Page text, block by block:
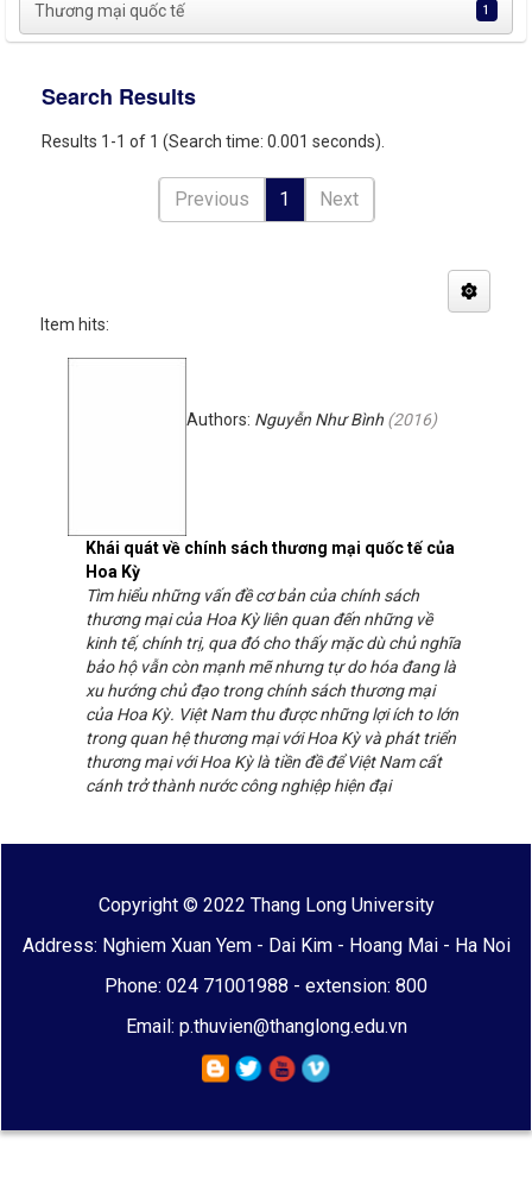
Thương mại quốc tế 1
Search Results
Results 1-1 of 1 (Search time: 0.001 seconds).
Previous 1 Next
Item hits:
Khái quát về chính sách thương mại quốc tế của
Hoa Kỳ
Authors: Nguyễn Như Bình (2016)
Tìm hiểu những vấn đề cơ bản của chính sách
thương mại của Hoa Kỳ liên quan đến những về
kinh tế, chính trị, qua đó cho thấy mặc dù chủ nghĩa
bảo hộ vẫn còn mạnh mẽ nhưng tự do hóa đang là
xu hướng chủ đạo trong chính sách thương mại
của Hoa Kỳ. Việt Nam thu được những lợi ích to lớn
trong quan hệ thương mại với Hoa Kỳ và phát triển
thương mại với Hoa Kỳ là tiền đề để Việt Nam cất
cánh trở thành nước công nghiệp hiện đại
Copyright © 2022 Thang Long University
Address: Nghiem Xuan Yem - Dai Kim - Hoang Mai - Ha Noi
Phone: 024 71001988 - extension: 800
Email: p.thuvien@thanglong.edu.vn